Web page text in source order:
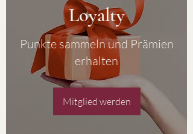
Loyalty
Punkte sammeln und Prämien
erhalten
Mitglied werden